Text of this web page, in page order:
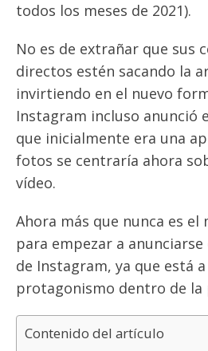
todos los meses de 2021).
No es de extrañar que sus
directos estén sacando la
invirtiendo en el nuevo
Instagram incluso anunció
que inicialmente era una
fotos se centraría ahora
vídeo.
Ahora más que nunca es
para empezar a
de Instagram, ya que está
protagonismo dentro de la
Contenido del artículo